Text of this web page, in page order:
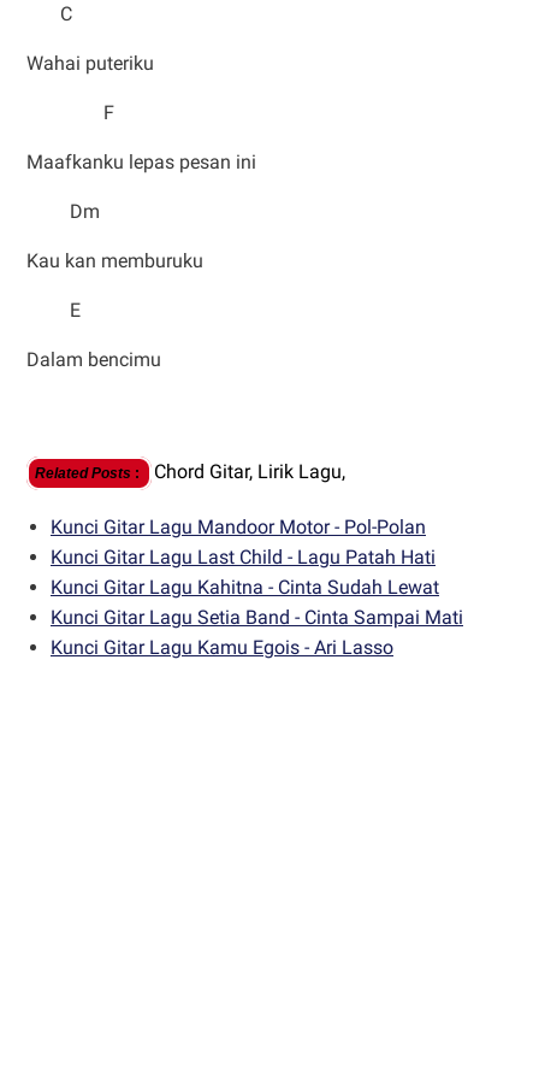
C
Wahai puteriku
F
Maafkanku lepas pesan ini
Dm
Kau kan memburuku
E
Dalam bencimu
Related Posts : Chord Gitar, Lirik Lagu,
Kunci Gitar Lagu Mandoor Motor - Pol-Polan
Kunci Gitar Lagu Last Child - Lagu Patah Hati
Kunci Gitar Lagu Kahitna - Cinta Sudah Lewat
Kunci Gitar Lagu Setia Band - Cinta Sampai Mati
Kunci Gitar Lagu Kamu Egois - Ari Lasso